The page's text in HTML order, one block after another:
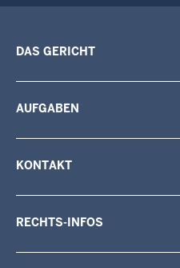
DAS GERICHT
AUFGABEN
KONTAKT
RECHTS-INFOS